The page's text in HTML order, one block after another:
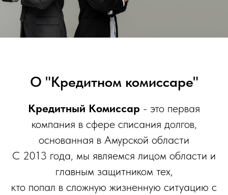
О "Кредитном комиссаре"
Кредитный Комиссар - это первая
компания в сфере списания долгов,
основанная в Амурской области
С 2013 года, мы являемся лицом области и
главным защитником тех,
кто попал в сложную жизненную ситуацию с